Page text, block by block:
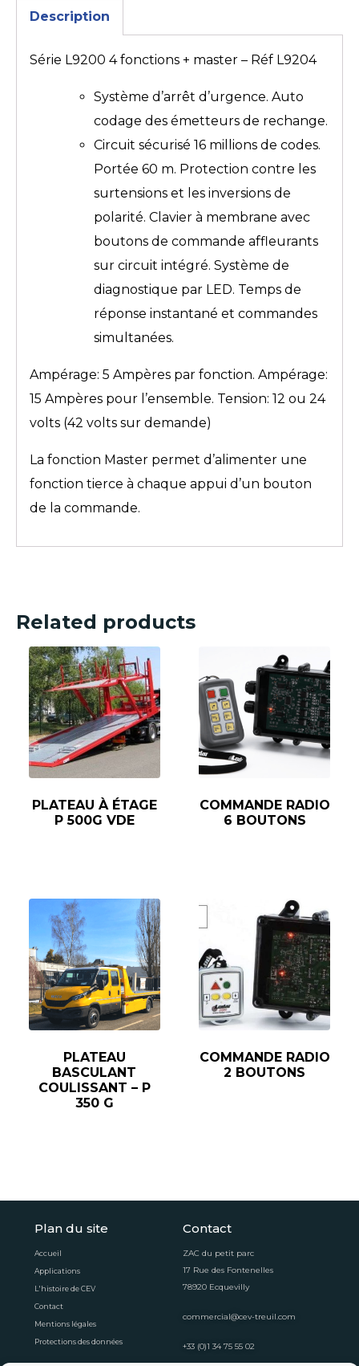
Description
Série L9200 4 fonctions + master – Réf L9204
Système d’arrêt d’urgence. Auto
codage des émetteurs de rechange.
Circuit sécurisé 16 millions de codes.
Portée 60 m. Protection contre les
surtensions et les inversions de
polarité. Clavier à membrane avec
boutons de commande affleurants
sur circuit intégré. Système de
diagnostique par LED. Temps de
réponse instantané et commandes
simultanées.
Ampérage: 5 Ampères par fonction. Ampérage:
15 Ampères pour l’ensemble. Tension: 12 ou 24
volts (42 volts sur demande)
La fonction Master permet d’alimenter une
fonction tierce à chaque appui d’un bouton
de la commande.
Related products
PLATEAU À ÉTAGE
P 500G VDE
COMMANDE RADIO
6 BOUTONS
PLATEAU
BASCULANT
COULISSANT – P
350 G
COMMANDE RADIO
2 BOUTONS
Plan du site
Accueil
Applications
L'histoire de CEV
Contact
Mentions légales
Protections des données
Contact
ZAC du petit parc
17 Rue des Fontenelles
78920 Ecquevilly
commercial@cev-treuil.com
+33 (0)1 34 75 55 02